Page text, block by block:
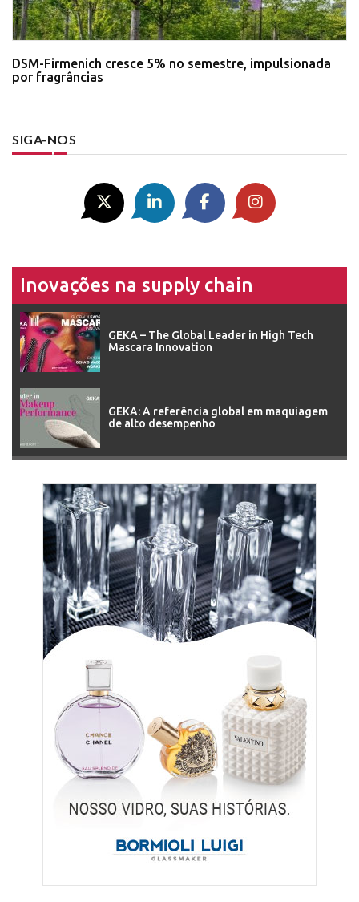
DSM-Firmenich cresce 5% no semestre, impulsionada
por fragrâncias
SIGA-NOS
Inovações na supply chain
GEKA – The Global Leader in High Tech
Mascara Innovation
GEKA: A referência global em maquiagem
de alto desempenho